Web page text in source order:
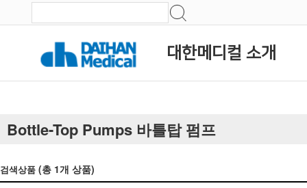
대한메디컬 소개
Bottle-Top Pumps 바틀탑 펌프
검색상품 (총 1개 상품)